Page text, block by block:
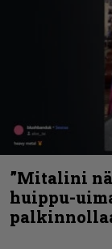
”Mitalini
huippu-